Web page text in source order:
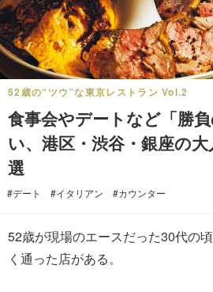
52歳の“ツウ”な東京レストラン Vol.2
食事会やデートなど「勝
い、港区・渋谷・銀座の
選
#デート #イタリアン #カウンター
52歳が現場のエースだった30代の
く通った店がある。